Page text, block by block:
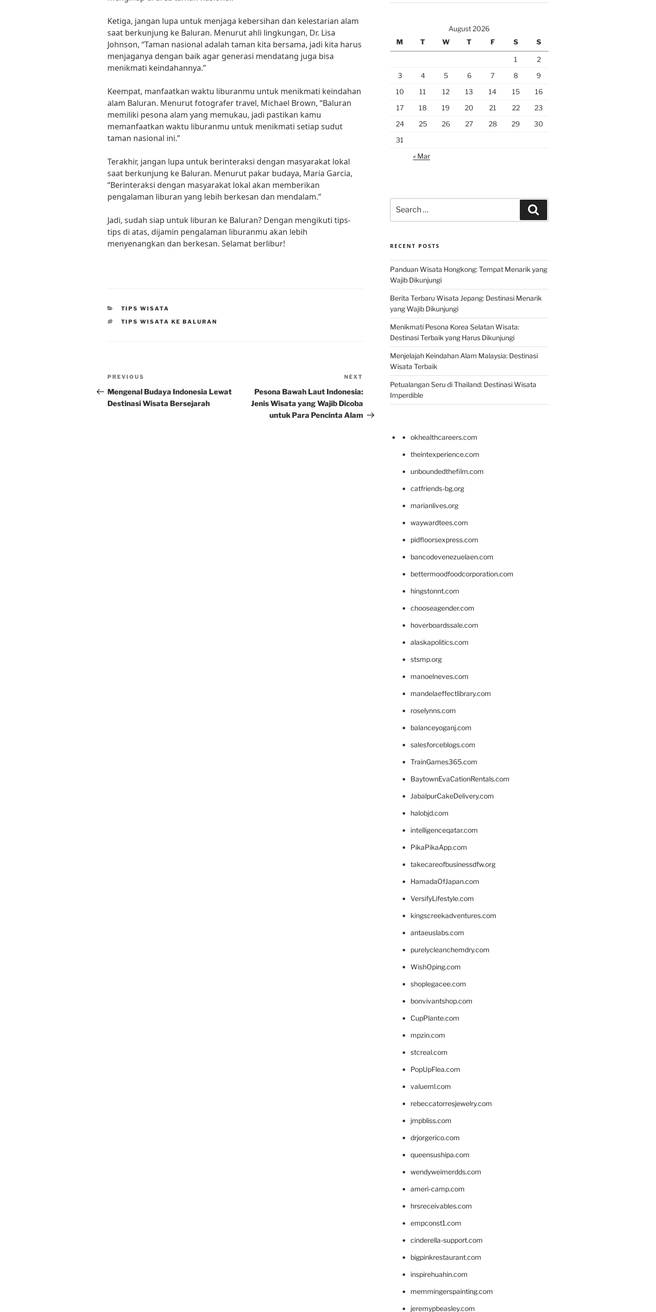
Ketiga, jangan lupa untuk menjaga kebersihan dan kelestarian alam
saat berkunjung ke Baluran. Menurut ahli lingkungan, Dr. Lisa
Johnson, “Taman nasional adalah taman kita bersama, jadi kita harus
menjaganya dengan baik agar generasi mendatang juga bisa
menikmati keindahannya.”
Keempat, manfaatkan waktu liburanmu untuk menikmati keindahan
alam Baluran. Menurut fotografer travel, Michael Brown, “Baluran
memiliki pesona alam yang memukau, jadi pastikan kamu
memanfaatkan waktu liburanmu untuk menikmati setiap sudut
taman nasional ini.”
Terakhir, jangan lupa untuk berinteraksi dengan masyarakat lokal
saat berkunjung ke Baluran. Menurut pakar budaya, Maria Garcia,
“Berinteraksi dengan masyarakat lokal akan memberikan
pengalaman liburan yang lebih berkesan dan mendalam.”
Jadi, sudah siap untuk liburan ke Baluran? Dengan mengikuti tips-
tips di atas, dijamin pengalaman liburanmu akan lebih
menyenangkan dan berkesan. Selamat berlibur!
CATEGORIES
TIPS WISATA
TAGS
TIPS WISATA KE BALURAN
Post
navigation
Previous
Post
PREVIOUS
Mengenal Budaya Indonesia Lewat
Destinasi Wisata Bersejarah
Post
NEXT
Pesona Bawah Laut Indonesia:
Jenis Wisata yang Wajib Dicoba
untuk Para Pencinta Alam
August 2026
M
T W T F S S
1
2
3
4 5 6 7 8
9
10
11 12 13 14 15
16
17
18 19 20 21 22
23
24
25 26 27 28 29
30
31
« Mar
for:
RECENT POSTS
Panduan Wisata Hongkong: Tempat Menarik yang
Wajib Dikunjungi
Berita Terbaru Wisata Jepang: Destinasi Menarik
yang Wajib Dikunjungi
Menikmati Pesona Korea Selatan Wisata:
Destinasi Terbaik yang Harus Dikunjungi
Menjelajah Keindahan Alam Malaysia: Destinasi
Wisata Terbaik
Petualangan Seru di Thailand: Destinasi Wisata
Imperdible
okhealthcareers.com
theintexperience.com
unboundedthefilm.com
catfriends-bg.org
marianlives.org
waywardtees.com
pidfloorsexpress.com
bancodevenezuelaen.com
bettermoodfoodcorporation.com
hingstonnt.com
chooseagender.com
hoverboardssale.com
alaskapolitics.com
stsmp.org
manoelneves.com
mandelaeffectlibrary.com
roselynns.com
balanceyoganj.com
salesforceblogs.com
TrainGames365.com
BaytownEvaCationRentals.com
JabalpurCakeDelivery.com
halobjd.com
intelligenceqatar.com
PikaPikaApp.com
takecareofbusinessdfw.org
HamadaOfJapan.com
VersifyLifestyle.com
kingscreekadventures.com
antaeuslabs.com
purelycleanchemdry.com
WishOping.com
shoplegacee.com
bonvivantshop.com
CupPlante.com
mpzin.com
stcreal.com
PopUpFlea.com
valueml.com
rebeccatorresjewelry.com
jmpbliss.com
drjorgerico.com
queensushipa.com
wendyweimerdds.com
ameri-camp.com
hrsreceivables.com
empconst1.com
cinderella-support.com
bigpinkrestaurant.com
inspirehuahin.com
memmingerspainting.com
jeremypbeasley.com